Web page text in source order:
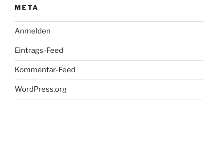
META
Anmelden
Eintrags-Feed
Kommentar-Feed
WordPress.org